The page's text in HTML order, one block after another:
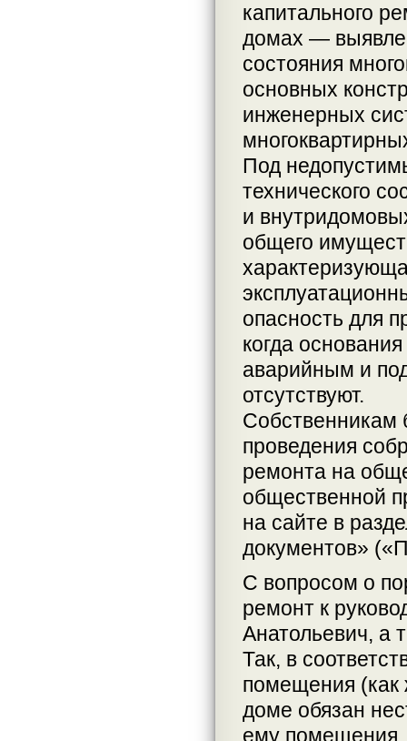
капитального
домах —
состояния
основных
инженерных
Под
технического
и
общего
опасность для
когда
аварийным и
отсутствуют.
Собственникам
проведения
ремонта на
общественной
на сайте в
документов»
С вопросом о
ремонт к
Анатольевич, а
Так, в
помещения (как
доме обязан
ему помещения,